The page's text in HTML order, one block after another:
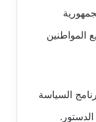
المواطنين
السياسة